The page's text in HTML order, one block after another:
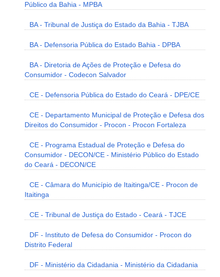
Público da Bahia - MPBA
BA - Tribunal de Justiça do Estado da Bahia - TJBA
BA - Defensoria Pública do Estado Bahia - DPBA
BA - Diretoria de Ações de Proteção e Defesa do
Consumidor - Codecon Salvador
CE - Defensoria Pública do Estado do Ceará - DPE/CE
CE - Departamento Municipal de Proteção e Defesa dos
Direitos do Consumidor - Procon - Procon Fortaleza
CE - Programa Estadual de Proteção e Defesa do
Consumidor - DECON/CE - Ministério Público do Estado
do Ceará - DECON/CE
CE - Câmara do Município de Itaitinga/CE - Procon de
Itaitinga
CE - Tribunal de Justiça do Estado - Ceará - TJCE
DF - Instituto de Defesa do Consumidor - Procon do
Distrito Federal
DF - Ministério da Cidadania - Ministério da Cidadania